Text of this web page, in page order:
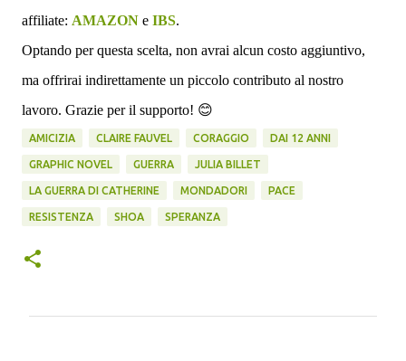
affiliate: AMAZON e IBS.
Optando per questa scelta, non avrai alcun costo aggiuntivo,
ma offrirai indirettamente un piccolo contributo al nostro
lavoro. Grazie per il supporto! 😊
AMICIZIA CLAIRE FAUVEL CORAGGIO DAI 12 ANNI
GRAPHIC NOVEL GUERRA JULIA BILLET
LA GUERRA DI CATHERINE MONDADORI PACE
RESISTENZA SHOA SPERANZA